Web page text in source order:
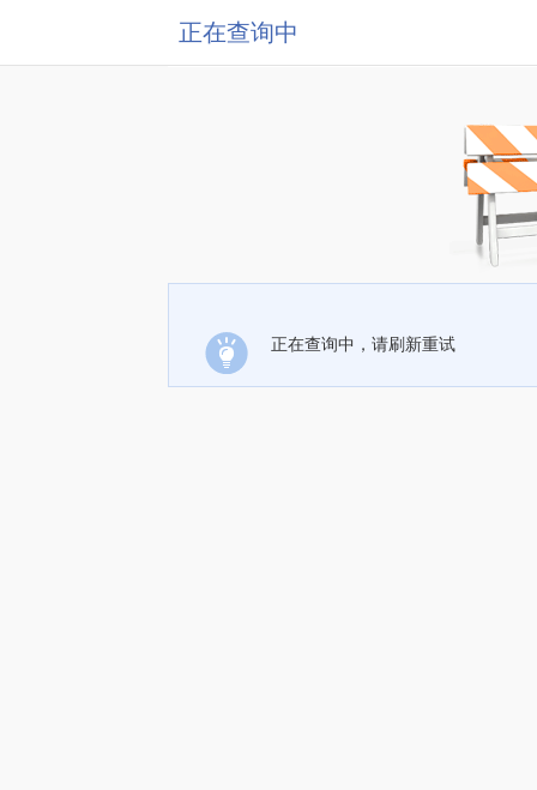
正在查询中
正在查询中，请刷新重试